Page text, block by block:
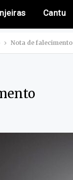
Cantu
Nota de falecimento